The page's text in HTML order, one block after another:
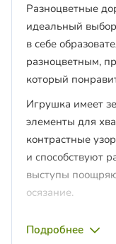
Разноцветные
идеальный
в себе
разноцветным,
который
Игрушка имеет
элементы для
контрастные
и способствуют
выступы
осязание.
коляске,
Подробнее